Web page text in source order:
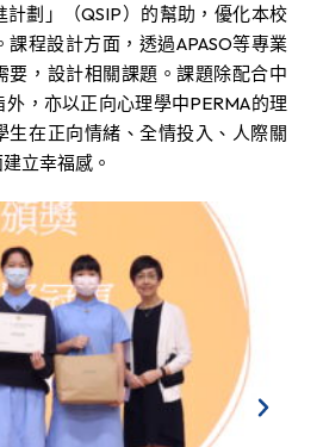
劃」（QSIP）的幫助，優化本校
程設計方面，透過APASO等專業
要，設計相關課題。課題除配合中
，亦以正向心理學中PERMA的理
生在正向情緒、全情投入、人際關
立幸福感。